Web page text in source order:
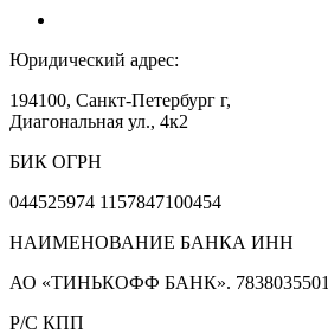
Юридический адрес:
194100, Санкт-Петербург г,
Диагональная ул., 4к2
БИК ОГРН
044525974 1157847100454
НАИМЕНОВАНИЕ БАНКА ИНН
АО «ТИНЬКОФФ БАНК». 7838035501
Р/С КПП